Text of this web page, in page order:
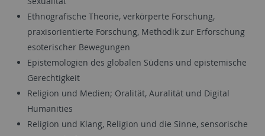
Ethnografische Theorie, verkörperte Forschung,
praxisorientierte Forschung, Methodik zur Erforschung
esoterischer Bewegungen
Epistemologien des globalen Südens und epistemische
Gerechtigkeit
Religion und Medien; Oralität, Auralität und Digital
Humanities
Religion und Klang, Religion und die Sinne, sensorische